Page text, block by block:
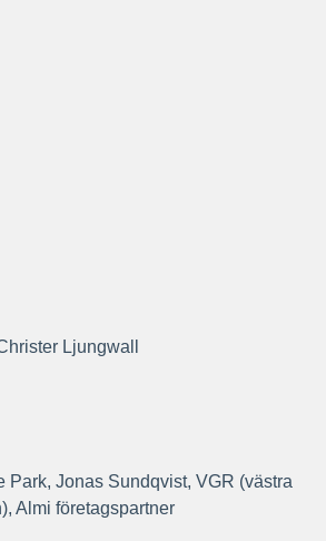
Ljungwall
Park, Jonas Sundqvist, VGR (västra
Almi företagspartner